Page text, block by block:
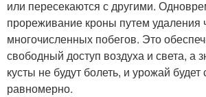
или пересекаются с другими.
прореживание кроны путем удаления
многочисленных побегов. Это
свободный доступ воздуха и света, а
кусты не будут болеть, и урожай будет
равномерно.